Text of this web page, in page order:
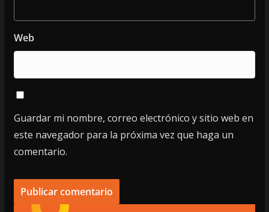
Web
Guardar mi nombre, correo electrónico y sitio web en
este navegador para la próxima vez que haga un
comentario.